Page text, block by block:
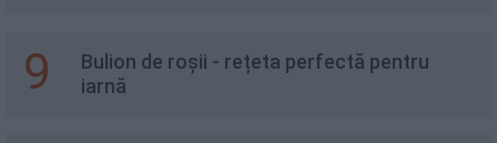
9
Bulion de roșii - rețeta perfectă pentru
iarnă